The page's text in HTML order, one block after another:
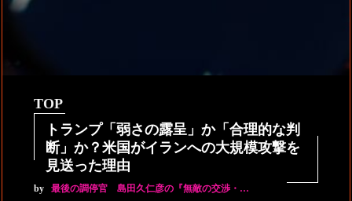
TOP
トランプ「弱さの露呈」か「合理的な判
断」か？米国がイランへの大規模攻撃を
見送った理由
by 最後の調停官 島田久仁彦の『無敵の交渉・…